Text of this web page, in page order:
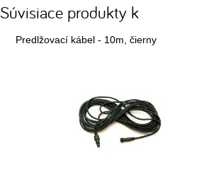
Súvisiace produkty k
Predlžovací kábel - 10m, čierny